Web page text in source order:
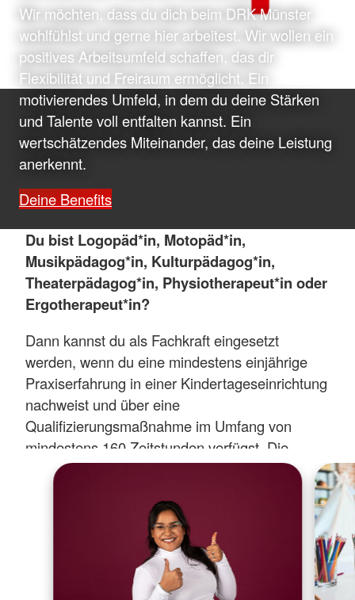
Wir möchten, dass du dich beim DRK Münster
wohlfühlst und gerne hier arbeitest. Wir wollen ein
positives Arbeitsumfeld schaffen, das dir
Flexibilität und Freiraum ermöglicht. Ein
motivierendes Umfeld, in dem du deine Stärken
und Talente voll entfalten kannst. Ein
wertschätzendes Miteinander, das deine Leistung
anerkennt.
Deine Benefits
Du bist Logopäd*in, Motopäd*in,
Musikpädagog*in, Kulturpädagog*in,
Theaterpädagog*in, Physiotherapeut*in oder
Ergotherapeut*in?
Dann kannst du als Fachkraft eingesetzt
werden, wenn du eine mindestens einjährige
Praxiserfahrung in einer Kindertageseinrichtung
nachweist und über eine
Qualifizierungsmaßnahme im Umfang von
mindestens 160 Zeitstunden verfügst. Die
Praxiserfahrung und die
Aufnahme der Tätigkeit erbracht werden. Die
Qualifizierungsmaßnahme soll innerhalb von
drei Monaten nach Aufnahme der Tätigkeit
begonnen werden.